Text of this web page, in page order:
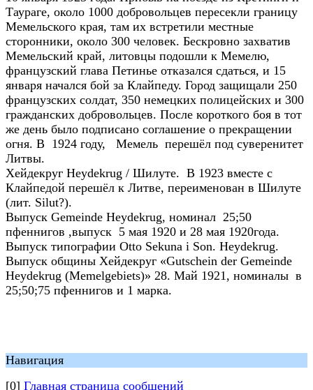
Таураге, около 1000 добровольцев пересекли границу
Мемельского края, там их встретили местные
сторонники, около 300 человек. Бескровно захватив
Мемельский край, литовцы подошли к Мемелю,
французский глава Петинье отказался сдаться, и 15
января начался бой за Клайпеду. Город защищали 250
французских солдат, 350 немецких полицейских и 300
гражданских добровольцев. После короткого боя в тот
же день было подписано соглашение о прекращении
огня. В 1924 году, Мемель перешёл под суверенитет
Литвы.
Хейдекруг Heydekrug / Шилуте. В 1923 вместе с
Клайпедой перешёл к Литве, переименован в Шилуте
(лит. Silut?).
Выпуск Gemeinde Heydekrug, номинал 25;50
пфеннигов ,выпуск 5 мая 1920 и 28 мая 1920года.
Выпуск типографии Otto Sekuna i Son. Heydekrug.
Выпуск общины Хейдекруг «Gutschein der Gemeinde
Heydekrug (Memelgebiets)» 28. Май 1921, номиналы в
25;50;75 пфеннигов и 1 марка.
Навигация
[0] Главная страница сообщений